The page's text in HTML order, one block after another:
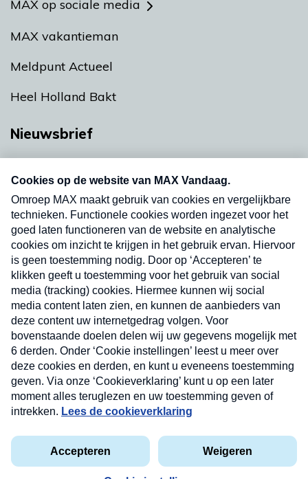
MAX op sociale media
MAX vakantieman
Meldpunt Actueel
Heel Holland Bakt
Nieuwsbrief
nieuwsbrief. Elke vrijdag- en dinsdagochtend in
uw mailbox.
Verzend
Privacyverklaring
Cookieverklaring
Kwetsbaarheid melden
Copyright © 2026 MAX Vandaag - Omroep MAX
Nieuwsbrief
Neem hier een gratis abonnement op onze
nieuwsbrief. Elke vrijdag- en dinsdagochtend in uw